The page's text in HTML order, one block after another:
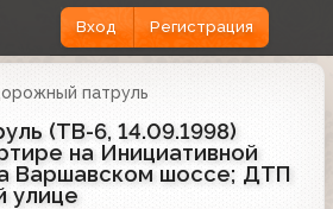
Вход Регистрация
патруль
(ТВ-6, 14.09.1998)
на Инициативной
Варшавском шоссе; ДТП
улице